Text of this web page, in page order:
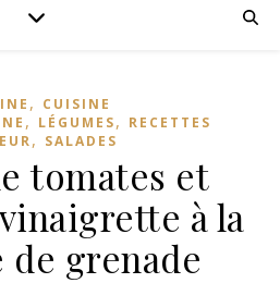
, CUISINE
, LÉGUMES, RECETTES
, SALADES
tomates et
à la
de grenade